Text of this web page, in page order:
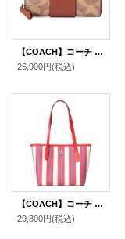
【COACH】コーチ カードケース コーティングキャンバス レザー シグネチャー エッセンシャル スモール ジップ アラウンド スクエア スリム コインケース タンキャラメル（日本未発売）
26,900円(税込)
【COACH】コーチ トートバッグ レザー ストライプ ロゴ ミニ スモール シティ チャークマルチ〔日本未発売〕
29,800円(税込)